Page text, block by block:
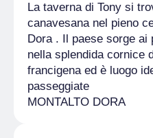
La taverna di Tony si
canavesana nel pieno
Dora . Il paese sorge ai
nella splendida cornice
francigena ed è luogo
passeggiate
MONTALTO DORA